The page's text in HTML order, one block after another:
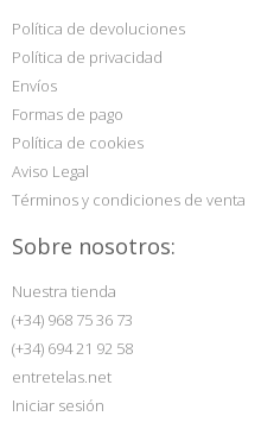
Política de devoluciones
Política de privacidad
Envíos
Formas de pago
Política de cookies
Aviso Legal
Términos y condiciones de venta
Sobre nosotros:
Nuestra tienda
(+34) 968 75 36 73
(+34) 694 21 92 58
entretelas.net
Iniciar sesión